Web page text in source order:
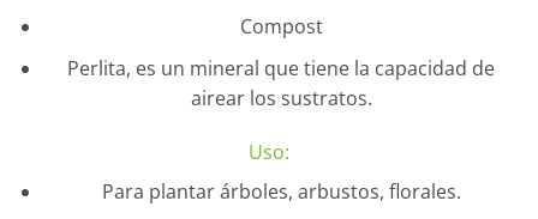
Compost
Perlita, es un mineral que tiene la capacidad de
airear los sustratos.
Uso:
Para plantar árboles, arbustos, florales.